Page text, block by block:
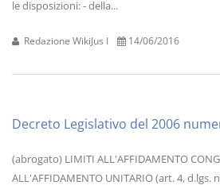
le disposizioni: - della...
Redazione WikiJus I 14/06/2016
Decreto Legislativo del 2006
(abrogato) LIMITI ALL'AFFIDAMENTO
ALL'AFFIDAMENTO UNITARIO (art. 4, d.lgs.